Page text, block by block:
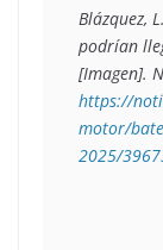
Blázquez,
https://
motor/
2025/